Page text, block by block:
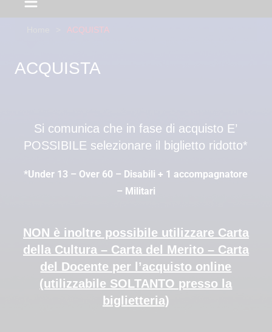
ACQUISTA
ACQUISTA
Si comunica che in fase di acquisto E’
POSSIBILE selezionare il biglietto ridotto*
*Under 13 – Over 60 – Disabili + 1 accompagnatore
– Militari
NON è inoltre possibile utilizzare Carta
della Cultura – Carta del Merito – Carta
del Docente per l’acquisto online
(utilizzabile SOLTANTO presso la
biglietteria)